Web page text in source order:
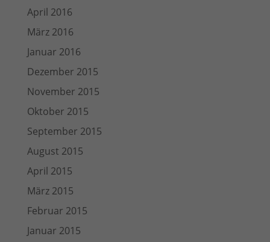
April 2016
März 2016
Januar 2016
Dezember 2015
November 2015
Oktober 2015
September 2015
August 2015
April 2015
März 2015
Februar 2015
Januar 2015